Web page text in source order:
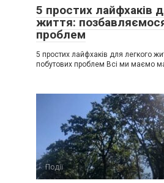
5 простих лайфхаків
життя:
проблем
5 простих лайфхаків для легкого
побутових проблем Всі ми маємо
Події